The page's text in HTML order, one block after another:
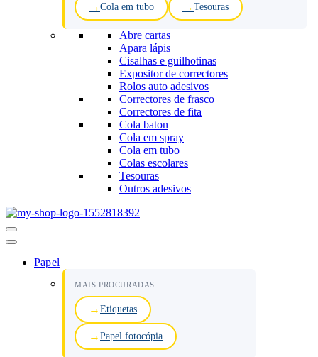
Cola em tubo Tesouras
Abre cartas
Apara lápis
Cisalhas e guilhotinas
Expositor de correctores
Rolos auto adesivos
Correctores de frasco
Correctores de fita
Cola baton
Cola em spray
Cola em tubo
Colas escolares
Tesouras
Outros adesivos
Menu
de
Papel
MAIS PROCURADAS
Etiquetas
Papel fotocópia